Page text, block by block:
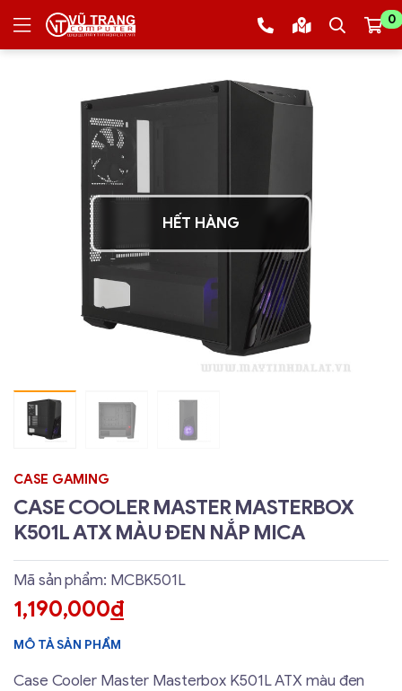
0
HẾT HÀNG
CASE GAMING
CASE COOLER MASTER MASTERBOX
K501L ATX MÀU ĐEN NẮP MICA
Mã sản phẩm: MCBK501L
1,190,000đ
MÔ TẢ SẢN PHẨM
Case Cooler Master Masterbox K501L ATX màu đen